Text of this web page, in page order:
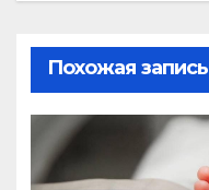
Похожая запись